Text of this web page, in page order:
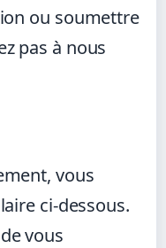
ou soumettre
pas à nous
vous
ci-dessous.
vous